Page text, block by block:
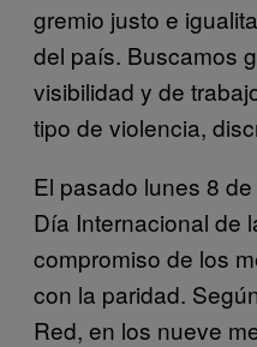
gremio justo e
del país. Buscamos
visibilidad y de
tipo de violencia,
El pasado lunes 8
Día Internacional de
compromiso de los
con la paridad.
Red, en los nueve